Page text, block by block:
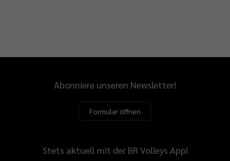
Abonniere unseren Newsletter!
Formular öffnen
Stets aktuell mit der BR Volleys App!